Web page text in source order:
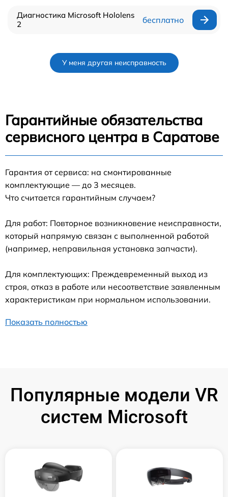
Диагностика Microsoft Hololens
2
бесплатно
У меня другая неисправность
Гарантийные обязательства
сервисного центра в Саратове
Гарантия от сервиса: на смонтированные
комплектующие — до 3 месяцев.
Что считается гарантийным случаем?
Для работ: Повторное возникновение неисправности,
который напрямую связан с выполненной работой
(например, неправильная установка запчасти).
Для комплектующих: Преждевременный выход из
строя, отказ в работе или несоответствие заявленным
характеристикам при нормальном использовании.
Показать полностью
Популярные модели VR
систем Microsoft